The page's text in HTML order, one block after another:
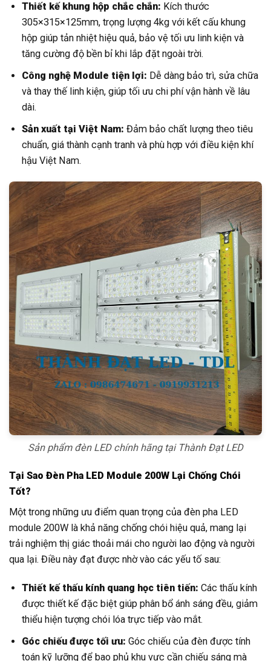
Thiết kế khung hộp chắc chắn: Kích thước
305×315×125mm, trọng lượng 4kg với kết cấu khung
hộp giúp tản nhiệt hiệu quả, bảo vệ tối ưu linh kiện và
tăng cường độ bền bỉ khi lắp đặt ngoài trời.
Công nghệ Module tiện lợi: Dễ dàng bảo trì, sửa chữa
và thay thế linh kiện, giúp tối ưu chi phí vận hành về lâu
dài.
Sản xuất tại Việt Nam: Đảm bảo chất lượng theo tiêu
chuẩn, giá thành cạnh tranh và phù hợp với điều kiện khí
hậu Việt Nam.
Sản phẩm đèn LED chính hãng tại Thành Đạt LED
Tại Sao Đèn Pha LED Module 200W Lại Chống Chói
Tốt?
Một trong những ưu điểm quan trọng của đèn pha LED
module 200W là khả năng chống chói hiệu quả, mang lại
trải nghiệm thị giác thoải mái cho người lao động và người
qua lại. Điều này đạt được nhờ vào các yếu tố sau:
Thiết kế thấu kính quang học tiên tiến: Các thấu kính
được thiết kế đặc biệt giúp phân bổ ánh sáng đều, giảm
thiểu hiện tượng chói lóa trực tiếp vào mắt.
Góc chiếu được tối ưu: Góc chiếu của đèn được tính
toán kỹ lưỡng để bao phủ khu vực cần chiếu sáng mà